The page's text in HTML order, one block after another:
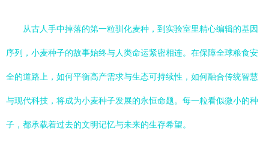
从古人手中掉落的第一粒驯化麦种，到实验室里精心编辑的基因
序列，小麦种子的故事始终与人类命运紧密相连。在保障全球粮食安
全的道路上，如何平衡高产需求与生态可持续性，如何融合传统智慧
与现代科技，将成为小麦种子发展的永恒命题。每一粒看似微小的种
子，都承载着过去的文明记忆与未来的生存希望。